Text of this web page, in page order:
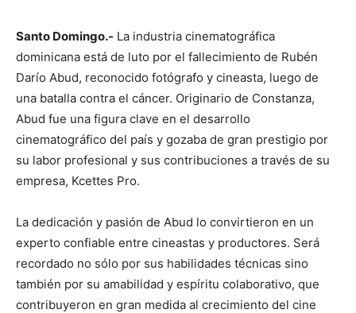
Santo Domingo.- La industria cinematográfica
dominicana está de luto por el fallecimiento de Rubén
Darío Abud, reconocido fotógrafo y cineasta, luego de
una batalla contra el cáncer. Originario de Constanza,
Abud fue una figura clave en el desarrollo
cinematográfico del país y gozaba de gran prestigio por
su labor profesional y sus contribuciones a través de su
empresa, Kcettes Pro.
La dedicación y pasión de Abud lo convirtieron en un
experto confiable entre cineastas y productores. Será
recordado no sólo por sus habilidades técnicas sino
también por su amabilidad y espíritu colaborativo, que
contribuyeron en gran medida al crecimiento del cine